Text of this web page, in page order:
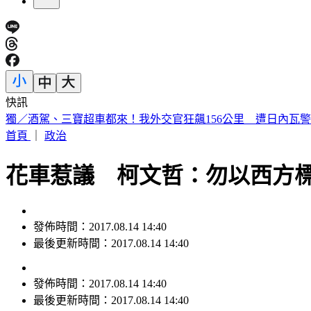
快訊
獨／駐日內瓦代表遭控貪公款、霸凌員工！外交部啟動調查
首頁
政治
花車惹議 柯文哲：勿以西方
發佈時間：2017.08.14 14:40
最後更新時間：2017.08.14 14:40
發佈時間： 2017.08.14 14:40
最後更新時間： 2017.08.14 14:40